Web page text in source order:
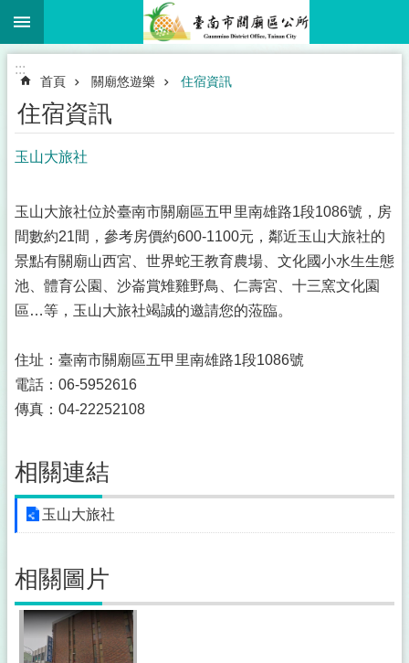
跳到主要內容區塊
:::
首頁 關廟悠遊樂 住宿資訊
住宿資訊
玉山大旅社
玉山大旅社位於臺南市關廟區五甲里南雄路1段1086號，房
間數約21間，參考房價約600-1100元，鄰近玉山大旅社的
景點有關廟山西宮、世界蛇王教育農場、文化國小水生生態
池、體育公園、沙崙賞雉雞野鳥、仁壽宮、十三窯文化園
區…等，玉山大旅社竭誠的邀請您的蒞臨。
住址：臺南市關廟區五甲里南雄路1段1086號
電話：06-5952616
傳真：04-22252108
相關連結
玉山大旅社
相關圖片